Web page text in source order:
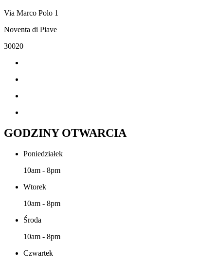
Via Marco Polo 1
Noventa di Piave
30020
GODZINY OTWARCIA
Poniedziałek
10am - 8pm
Wtorek
10am - 8pm
Środa
10am - 8pm
Czwartek